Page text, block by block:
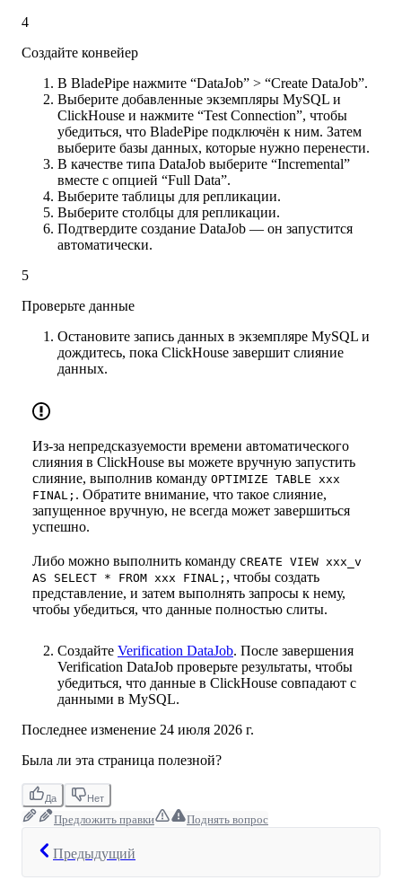
4
Создайте конвейер
В BladePipe нажмите “DataJob” > “Create DataJob”.
Выберите добавленные экземпляры MySQL и
ClickHouse и нажмите “Test Connection”, чтобы
убедиться, что BladePipe подключён к ним. Затем
выберите базы данных, которые нужно перенести.
В качестве типа DataJob выберите “Incremental”
вместе с опцией “Full Data”.
Выберите таблицы для репликации.
Выберите столбцы для репликации.
Подтвердите создание DataJob — он запустится
автоматически.
5
Проверьте данные
Остановите запись данных в экземпляре MySQL и
дождитесь, пока ClickHouse завершит слияние
данных.
Из-за непредсказуемости времени автоматического
слияния в ClickHouse вы можете вручную запустить
слияние, выполнив команду OPTIMIZE TABLE xxx
FINAL; . Обратите внимание, что такое слияние,
запущенное вручную, не всегда может завершиться
успешно.
Либо можно выполнить команду CREATE VIEW xxx_v
AS SELECT * FROM xxx FINAL; , чтобы создать
представление, и затем выполнять запросы к нему,
чтобы убедиться, что данные полностью слиты.
Создайте Verification DataJob. После завершения
Verification DataJob проверьте результаты, чтобы
убедиться, что данные в ClickHouse совпадают с
данными в MySQL.
Последнее изменение 24 июля 2026 г.
Была ли эта страница полезной?
Да Нет
Предложить правки Поднять вопрос
Предыдущий